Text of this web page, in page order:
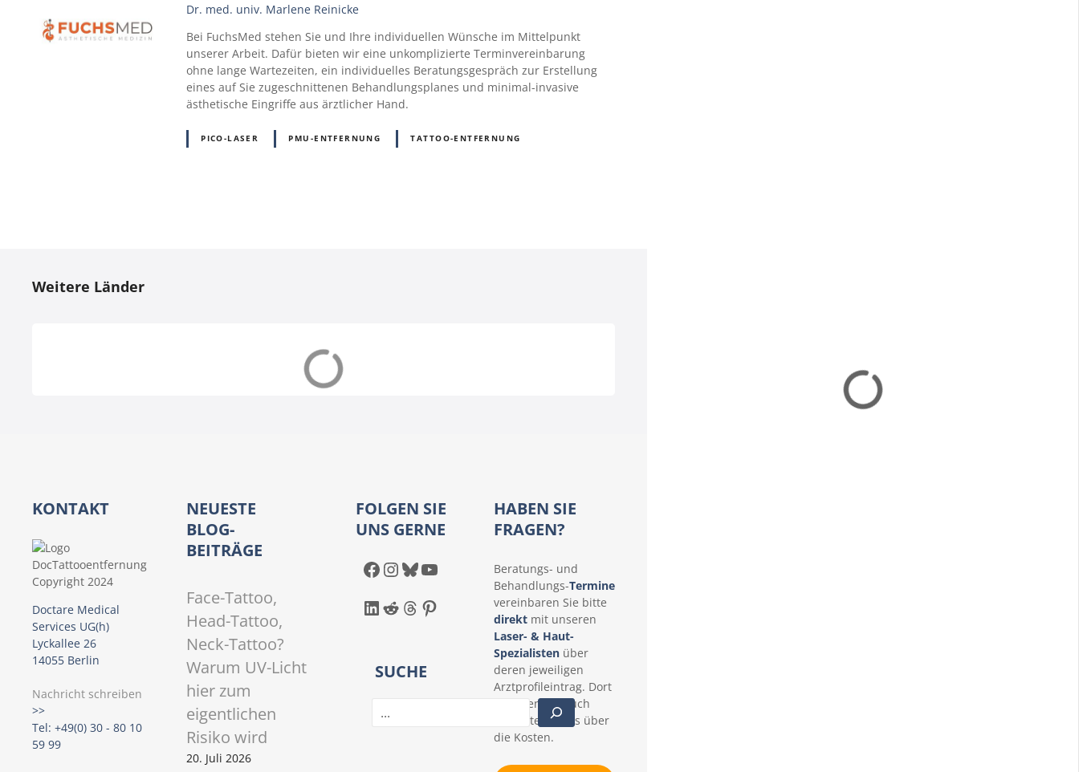
Dr. med. univ. Marlene Reinicke
Bei FuchsMed stehen Sie und Ihre individuellen Wünsche im Mittelpunkt
unserer Arbeit. Dafür bieten wir eine unkomplizierte Terminvereinbarung
ohne lange Wartezeiten, ein individuelles Beratungsgespräch zur Erstellung
eines auf Sie zugeschnittenen Behandlungsplanes und minimal-invasive
ästhetische Eingriffe aus ärztlicher Hand.
PICO-LASER PMU-ENTFERNUNG TATTOO-ENTFERNUNG
i
g
a
t
i
o
n
Weitere Länder
Deutschland (D)
KONTAKT
Doctare Medical
Services UG(h)
Lyckallee 26
14055 Berlin
Nachricht schreiben
>>
Tel: +49(0) 30 - 80 10
59 99
NEUESTE
BLOG-
BEITRÄGE
Face-Tattoo,
Head-Tattoo,
Neck-Tattoo?
Warum UV-Licht
hier zum
eigentlichen
Risiko wird
20. Juli 2026
FOLGEN SIE
UNS GERNE
Facebook InstagramBluesky YouTube
LinkedIn Reddit Threads Pinterest
SUCHE
HABEN SIE
FRAGEN?
Beratungs- und
Behandlungs-Termine
vereinbaren Sie bitte
direktmit unseren
Laser- & Haut-
Spezialistenüber
deren jeweiligen
Arztprofileintrag. Dort
erfahren Sie auch
konkrete Details über
die Kosten.